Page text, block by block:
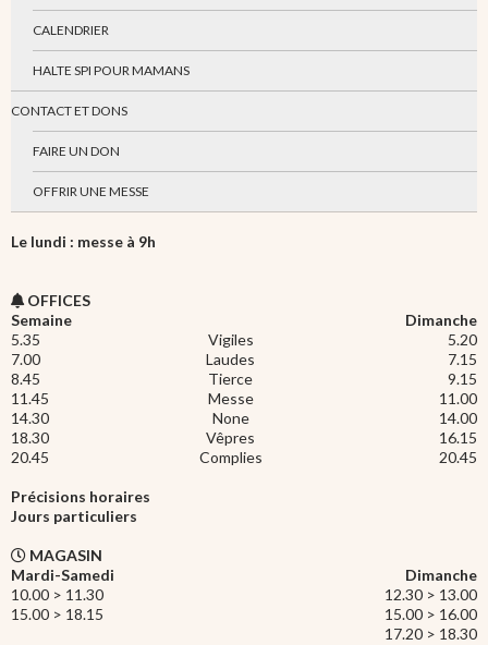
CALENDRIER
HALTE SPI POUR MAMANS
CONTACT ET DONS
FAIRE UN DON
OFFRIR UNE MESSE
Le lundi : messe à 9h
OFFICES
Semaine
Dimanche
5.35
Vigiles
5.20
7.00
Laudes
7.15
8.45
Tierce
9.15
11.45
Messe
11.00
14.30
None
14.00
18.30
Vêpres
16.15
20.45
Complies 20.45
Précisions horaires
Jours particuliers
MAGASIN
Mardi-Samedi
Dimanche
10.00 > 11.30
12.30 > 13.00
15.00 > 18.15
15.00 > 16.00
17.20 > 18.30